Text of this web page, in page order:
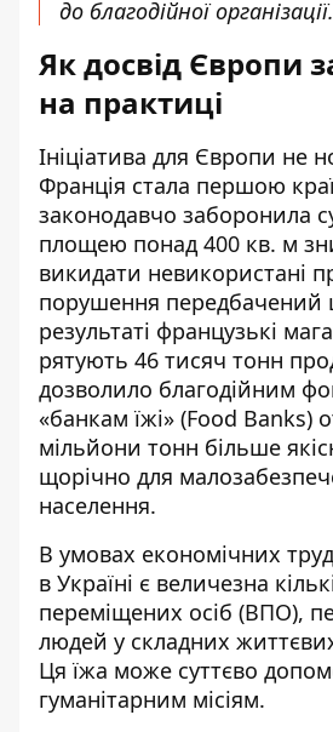
до благодійної організації.
Як досвід Європи
на практиці
Ініціатива для Європи не
Франція стала першою
законодавчо заборонила
площею понад 400 кв. м
викидати невикористані
порушення передбачений
результаті французькі
рятують 46 тисяч тонн
дозволило благодійним
«банкам їжі» (Food Banks)
мільйони тонн більше
щорічно для
населення.
В умовах економічних
в Україні є величезна
переміщених осіб (ВПО),
людей у складних
Ця їжа може суттєво
гуманітарним місіям.